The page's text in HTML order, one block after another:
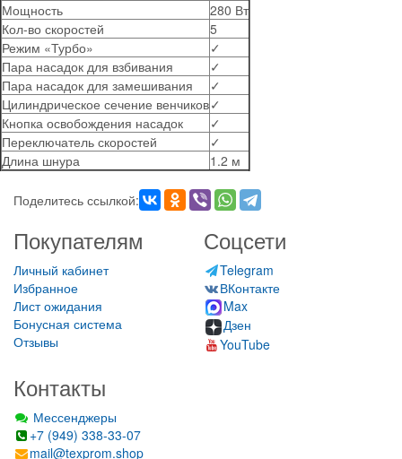
Мощность
280 Вт
Кол-во скоростей
5
Режим «Турбо»
✓
Пара насадок для взбивания
✓
Пара насадок для замешивания
✓
Цилиндрическое сечение венчиков✓
Кнопка освобождения насадок
✓
Переключатель скоростей
✓
Длина шнура
1.2 м
Поделитесь ссылкой:
Покупателям
Личный кабинет
Избранное
Лист ожидания
Бонусная система
Отзывы
Соцсети
Telegram
ВКонтакте
Max
Дзен
YouTube
Контакты
Мессенджеры
+7 (949) 338-33-07
mail@texprom.shop